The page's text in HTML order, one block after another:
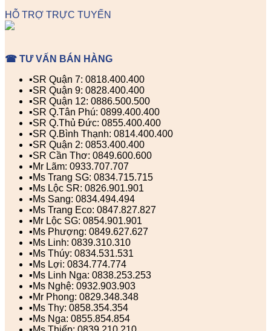
HỖ TRỢ TRỰC TUYẾN
☎ TƯ VẤN BÁN HÀNG
▪️SR Quận 7: 0818.400.400
▪️SR Quận 9: 0828.400.400
▪️SR Quận 12: 0886.500.500
▪️SR Q.Tân Phú: 0899.400.400
▪️SR Q.Thủ Đức: 0855.400.400
▪️SR Q.Bình Thạnh: 0814.400.400
▪️SR Quận 2: 0853.400.400
▪️SR Cần Thơ: 0849.600.600
▪️Mr Lãm: 0933.707.707
▪️Ms Trang SG: 0834.715.715
▪️Ms Lộc SR: 0826.901.901
▪️Ms Sang: 0834.494.494
▪️Ms Trang Eco: 0847.827.827
▪️Mr Lộc SG: 0854.901.901
▪️Ms Phượng: 0849.627.627
▪️Ms Linh: 0839.310.310
▪️Ms Thúy: 0834.531.531
▪️Ms Lợi: 0834.774.774
▪️Ms Linh Nga: 0838.253.253
▪️Ms Nghệ: 0932.903.903
▪️Mr Phong: 0829.348.348
▪️Ms Thy: 0858.354.354
▪️Ms Nga: 0855.854.854